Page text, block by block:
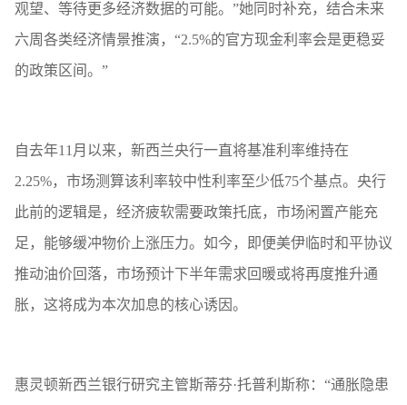
观望、等待更多经济数据的可能。”她同时补充，结合未来
六周各类经济情景推演，“2.5%的官方现金利率会是更稳妥
的政策区间。”
自去年11月以来，新西兰央行一直将基准利率维持在
2.25%，市场测算该利率较中性利率至少低75个基点。央行
此前的逻辑是，经济疲软需要政策托底，市场闲置产能充
足，能够缓冲物价上涨压力。如今，即便美伊临时和平协议
推动油价回落，市场预计下半年需求回暖或将再度推升通
胀，这将成为本次加息的核心诱因。
惠灵顿新西兰银行研究主管斯蒂芬·托普利斯称：“通胀隐患